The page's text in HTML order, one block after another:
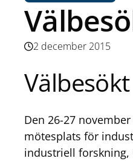
2 december 2015
Den 26-27
mötesplats för
industriell forskning,